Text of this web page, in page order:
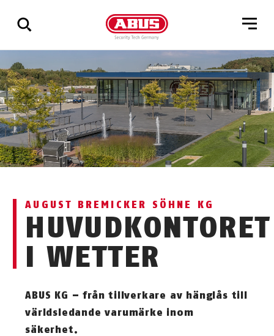
Visa
alla
resultat
AUGUST BREMICKER SÖHNE KG
HUVUDKONTORET
I WETTER
ABUS KG – från tillverkare av hänglås till
världsledande varumärke inom
säkerhet.